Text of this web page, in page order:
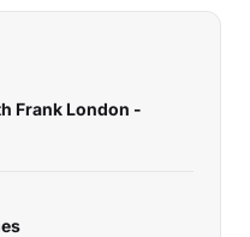
Frank London -